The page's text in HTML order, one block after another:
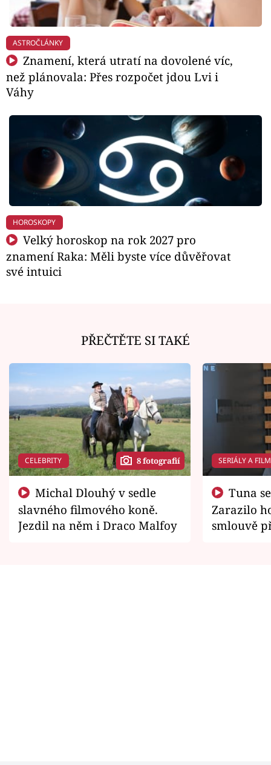
ASTROČLÁNKY
Znamení, která utratí na dovolené víc,
než plánovala: Přes rozpočet jdou Lvi i
Váhy
HOROSKOPY
Velký horoskop na rok 2027 pro
znamení Raka: Měli byste více důvěřovat
své intuici
PŘEČTĚTE SI TAKÉ
CELEBRITY 8 fotografií
slavného filmového koně.
Jezdil na něm i Draco Malfoy
SERIÁLY A
Zarazilo
smlouvě